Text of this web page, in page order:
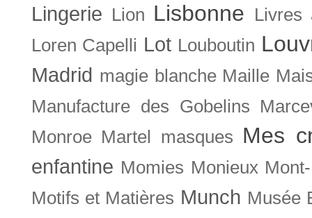
Lingerie Lion Lisbonne
Livres
Loren Capelli Lot Louboutin
Madrid magie blanche Maille
Manufacture des Gobelins
Monroe Martel masques Mes
enfantine Momies Monieux
Motifs et Matières Munch Musée